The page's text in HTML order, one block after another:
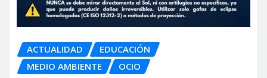
ACTUALIDAD
EDUCACIÓN
MEDIO AMBIENTE
OCIO